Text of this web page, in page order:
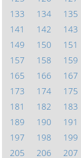
133
134 135
141
142 143
149
150 151
157
158 159
165
166 167
173
174 175
181
182 183
189
190 191
197
198 199
205
206 207